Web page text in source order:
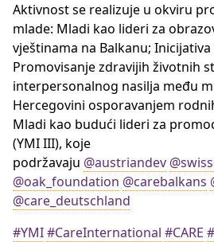
Aktivnost se realizuje u okviru
mlade: Mladi kao lideri za
vještinama na Balkanu; Inicijativa
Promovisanje zdravijih životnih
interpersonalnog nasilja među
Hercegovini osporavanjem
Mladi kao budući lideri za
(YMI III), koje
podržavaju @austriandev
@oak_foundation @carebalkans
@care_deutschland
#YMI#CareInternational #CARE